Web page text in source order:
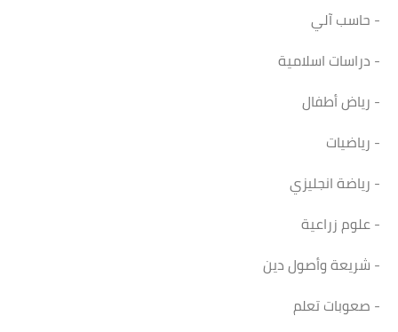
- حاسب آلي
- دراسات اسلامية
- رياض أطفال
- رياضيات
- رياضة انجليزي
- علوم زراعية
- شريعة وأصول دين
- صعوبات تعلم